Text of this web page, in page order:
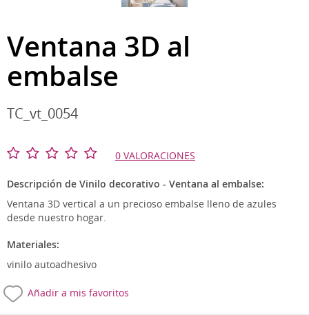
Ventana 3D al
embalse
TC_vt_0054
0 VALORACIONES
Descripción de Vinilo decorativo - Ventana al embalse:
Ventana 3D vertical a un precioso embalse lleno de azules
desde nuestro hogar.
Materiales:
vinilo autoadhesivo
Añadir a mis favoritos